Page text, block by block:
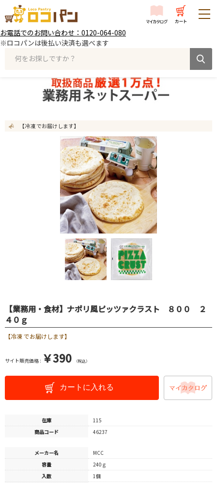
お電話でのお問い合わせ：0120-064-080
※ロコパンは後払い決済も選べます
何をお探しですか？
【冷凍 でお届けします】
【業務用・食材】ナポリ風ピッツァクラスト ８００ ２
４０ｇ
【冷凍 でお届けします】
サイト販売価格 : ￥390 （税込）
カートに入れる
在庫
115
商品コード
46237
メーカー名
MCC
容量
240ｇ
入数
1個